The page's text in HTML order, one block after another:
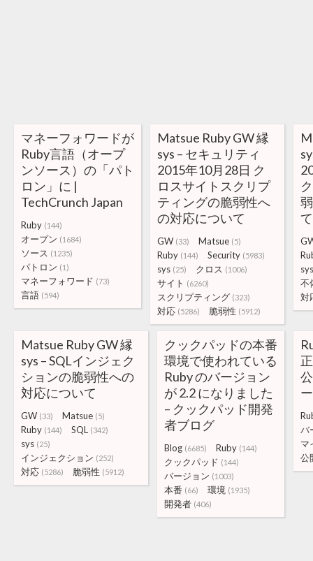
マネーフォワードが
Ruby言語（オープ
ンソース）の「パト
ロン」に |
TechCrunch Japan
Ruby (144)
オープン (1684)
ソース (1235)
パトロン (1)
マネーフォワード (73)
言語 (594)
Matsue Ruby GW 縁
sys – セキュリティ
2015年10月28日 ク
ロスサイトスクリプ
ティングの脆弱性へ
の対応について
GW (33) Matsue (5)
Ruby (144) Security (5983)
sys (25) クロス (1006)
サイト (6260)
スクリプティング (323)
対応 (5286) 脆弱性 (5912)
て
不
対
Matsue Ruby GW 縁
sys – SQLインジェク
ションの脆弱性への
対応について
GW (33) Matsue (5)
Ruby (144) SQL (342)
sys (25)
インジェクション (252)
対応 (5286) 脆弱性 (5912)
クックパッドの本番
環境で使われている
Ruby のバージョン
が 2.2 になりました
– クックパッド開発
者ブログ
Blog (6685) Ruby (144)
クックパッド (144)
バージョン (1003)
本番 (66) 環境 (1935)
開発者 (406)
バ
マ
公